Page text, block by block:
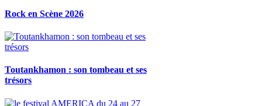
Rock en Scène 2026
Toutankhamon : son tombeau et ses
trésors